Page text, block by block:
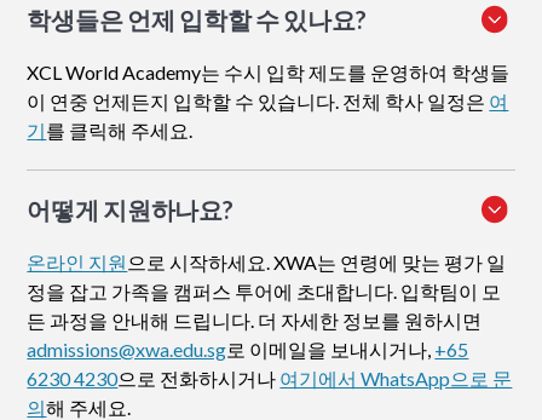
학생들은 언제 입학할 수 있나요?
XCL World Academy는 수시 입학 제도를 운영하여 학생들
이 연중 언제든지 입학할 수 있습니다. 전체 학사 일정은 여
기를 클릭해 주세요.
어떻게 지원하나요?
온라인 지원 으로 시작하세요. XWA는 연령에 맞는 평가 일
정을 잡고 가족을 캠퍼스 투어에 초대합니다. 입학팀이 모
든 과정을 안내해 드립니다. 더 자세한 정보를 원하시면
admissions@xwa.edu.sg로 이메일을 보내시거나, +65
6230 4230으로 전화하시거나 여기에서 WhatsApp으로 문
의해 주세요.